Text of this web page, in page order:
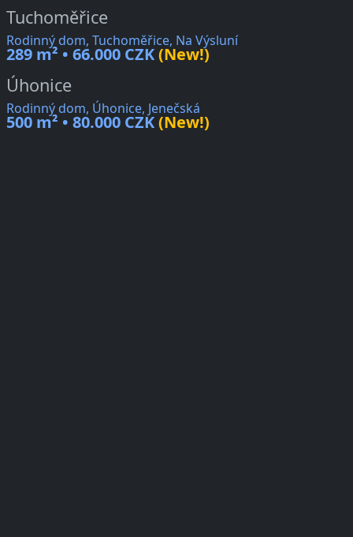
Tuchoměřice
Rodinný dom, Tuchoměřice, Na Výsluní
289 m² • 66.000 CZK(New!)
Úhonice
Rodinný dom, Úhonice, Jenečská
500 m² • 80.000 CZK(New!)